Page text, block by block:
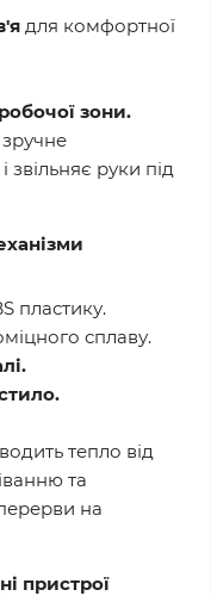
для комфортної
зони.
звільняє руки під
пластику.
сплаву.
тепло від
та
на
пристрої